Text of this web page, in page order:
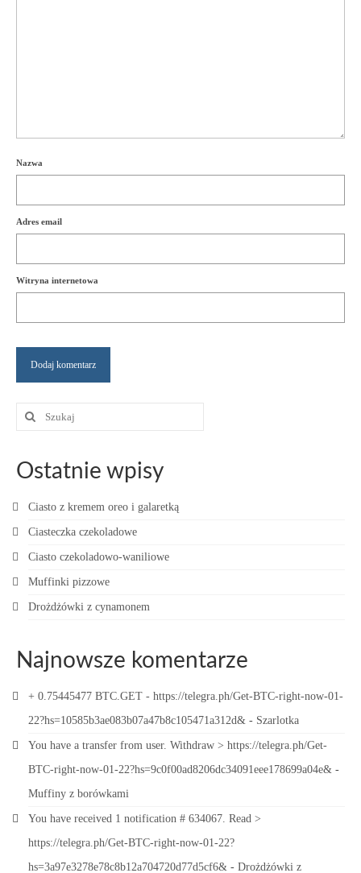
Nazwa
Adres email
Witryna internetowa
Szuklaj
Ostatnie wpisy
Ciasto z kremem oreo i galaretką
Ciasteczka czekoladowe
Ciasto czekoladowo-waniliowe
Muffinki pizzowe
Drożdżówki z cynamonem
Najnowsze komentarze
+ 0.75445477 BTC.GET - https://telegra.ph/Get-BTC-right-now-01-
22?hs=10585b3ae083b07a47b8c105471a312d& - Szarlotka
You have a transfer from user. Withdrаw > https://telegra.ph/Get-
BTC-right-now-01-22?hs=9c0f00ad8206dc34091eee178699a04e& -
Muffiny z borówkami
You have received 1 notification # 634067. Read >
https://telegra.ph/Get-BTC-right-now-01-22?
hs=3a97e3278e78c8b12a704720d77d5cf6& - Drożdżówki z